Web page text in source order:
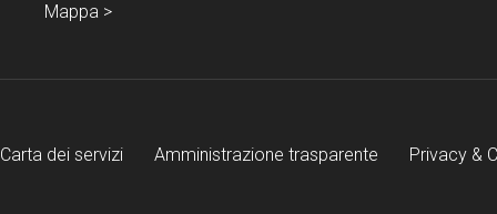
Mappa >
Carta dei servizi Amministrazione trasparente Privacy &